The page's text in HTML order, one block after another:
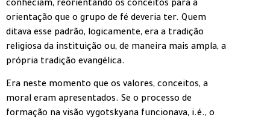
conheciam, reorientando os conceitos para a
orientação que o grupo de fé deveria ter. Quem
ditava esse padrão, logicamente, era a tradição
religiosa da instituição ou, de maneira mais ampla, a
própria tradição evangélica.
Era neste momento que os valores, conceitos, a
moral eram apresentados. Se o processo de
formação na visão vygotskyana funcionava, i.é., o